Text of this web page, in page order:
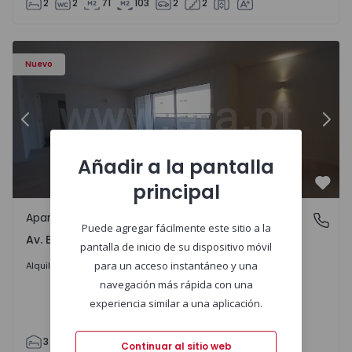
2 2 71 103 2 2
Nuevo
Apartamento T3 Porto, Av. Boavista - 1575472 - 5
Anterior
Av. Boavista, Porto
Apartamento
Av. Boavista, Porto
Alquilar 2.300 €/mes
3 142 2 4
Añadir a la pantalla
principal
Puede agregar fácilmente este sitio a la
pantalla de inicio de su dispositivo móvil
para un acceso instantáneo y una
navegación más rápida con una
experiencia similar a una aplicación.
Continuar al sitio web